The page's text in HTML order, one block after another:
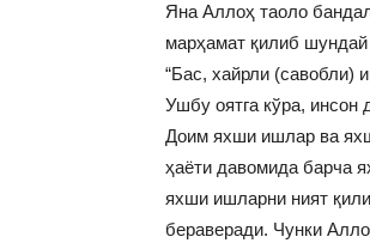
Яна Аллоҳ таоло
марҳамат қилиб шундай
“Бас, хайрли (савобли)
Ушбу оятга кўра,
Доим яхши ишлар ва
ҳаёти давомида барча
яхши ишларни ният
бераверади. Чунки